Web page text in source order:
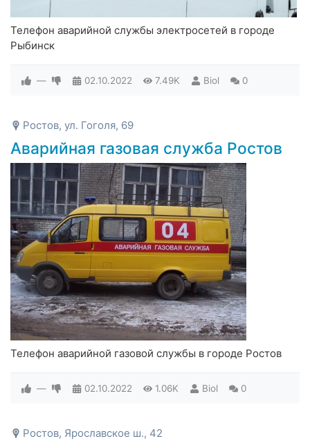
Телефон аварийной службы электросетей в городе
Рыбинск
— 02.10.2022 7.49K Biol 0
Ростов, ул. Гоголя, 69
Аварийная газовая служба Ростов
Телефон аварийной газовой службы в городе Ростов
— 02.10.2022 1.06K Biol 0
Ростов, Ярославское ш., 42